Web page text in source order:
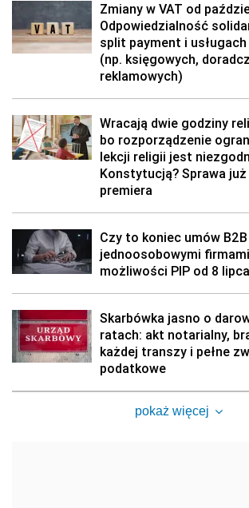
Zmiany w VAT od
Odpowiedzialność
split payment i
(np. księgowych,
reklamowych)
Wracają dwie godziny
bo rozporządzenie
lekcji religii jest
Konstytucją? Sprawa już
premiera
Czy to koniec umów
jednoosobowymi
możliwości PIP od 8
Skarbówka jasno o
ratach: akt notarialny,
każdej transzy i pełne
podatkowe
pokaż więcej